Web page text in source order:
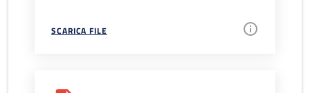
SCARICA FILE